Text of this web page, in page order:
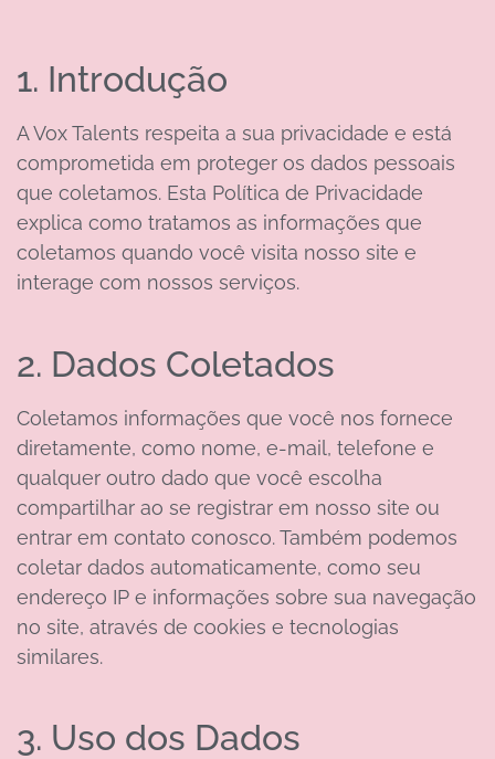
1. Introdução
A Vox Talents respeita a sua privacidade e está
comprometida em proteger os dados pessoais
que coletamos. Esta Política de Privacidade
explica como tratamos as informações que
coletamos quando você visita nosso site e
interage com nossos serviços.
2. Dados Coletados
Coletamos informações que você nos fornece
diretamente, como nome, e-mail, telefone e
qualquer outro dado que você escolha
compartilhar ao se registrar em nosso site ou
entrar em contato conosco. Também podemos
coletar dados automaticamente, como seu
endereço IP e informações sobre sua navegação
no site, através de cookies e tecnologias
similares.
3. Uso dos Dados